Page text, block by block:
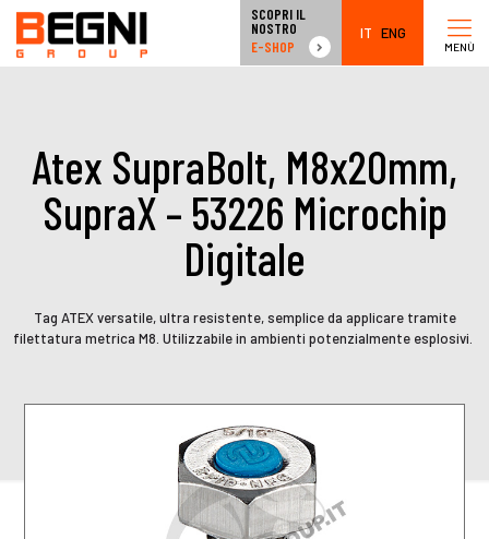
MENÙ
SCOPRI IL
NOSTRO
E-SHOP
IT ENG
Atex SupraBolt, M8x20mm,
SupraX – 53226 Microchip
Digitale
Tag ATEX versatile, ultra resistente, semplice da applicare tramite
filettatura metrica M8. Utilizzabile in ambienti potenzialmente esplosivi.